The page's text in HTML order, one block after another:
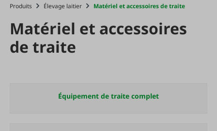
Produits Élevage laitier Matériel et accessoires de traite
Matériel et accessoires
de traite
Équipement de traite complet